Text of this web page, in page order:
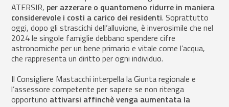
ATERSIR, per azzerare o quantomeno ridurre in maniera
considerevole i costi a carico dei residenti. Soprattutto
oggi, dopo gli strascichi dell’alluvione, è inverosimile che nel
2024 le singole famiglie debbano spendere cifre
astronomiche per un bene primario e vitale come l’acqua,
che rappresenta un diritto per ogni individuo.
Il Consigliere Mastacchi interpella la Giunta regionale e
l’assessore competente per sapere se non ritenga
opportuno attivarsi affinchè venga aumentata la